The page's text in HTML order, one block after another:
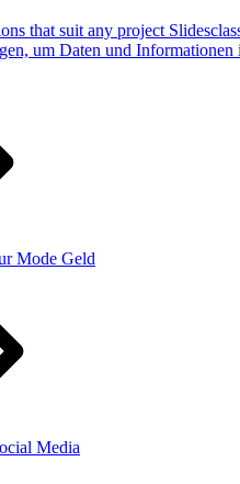
that suit any project
um Daten und
Mode Geld
Media